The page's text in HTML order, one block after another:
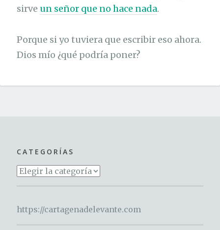
sirve un señor que no hace nada.
Porque si yo tuviera que escribir eso ahora.
Dios mío ¿qué podría poner?
CATEGORÍAS
Categorías
https://cartagenadelevante.com